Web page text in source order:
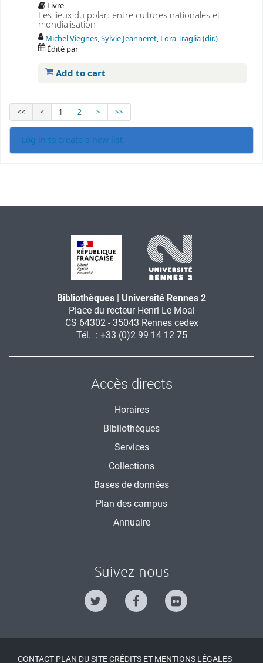
Livre
Les lieux du polar: entre cultures nationales et
mondialisation
Michel Viegnes, Sylvie Jeanneret, Lora Traglia (dir.)
Édité par
Add to cart
<< < 1 2 > >>
Log in to create a new list
Bibliothèques | Université Rennes 2
Place du recteur Henri Le Moal
CS 64302 - 35043 Rennes cedex
Tél. : +33 (0)2 99 14 12 75
Accès directs
Horaires
Bibliothèques
Services
Collections
Bases de données
Plan des campus
Annuaire
Suivez-nous
CONTACT PLAN DU SITECRÉDITS ET MENTIONS LÉGALES